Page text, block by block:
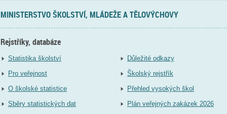
MINISTERSTVO ŠKOLSTVÍ, MLÁDEŽE A TĚLOVÝCHOVY
Rejstříky, databáze
Statistika školství
Pro veřejnost
O školské statistice
Sběry statistických dat
Důležité odkazy
Školský rejstřík
Přehled vysokých škol
Plán veřejných zakázek 2026